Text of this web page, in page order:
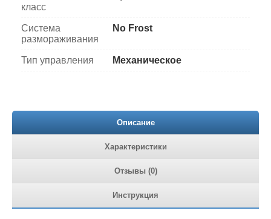
класс
Система
размораживания
No Frost
Тип управления Механическое
Описание
Характеристики
Отзывы (0)
Инструкция